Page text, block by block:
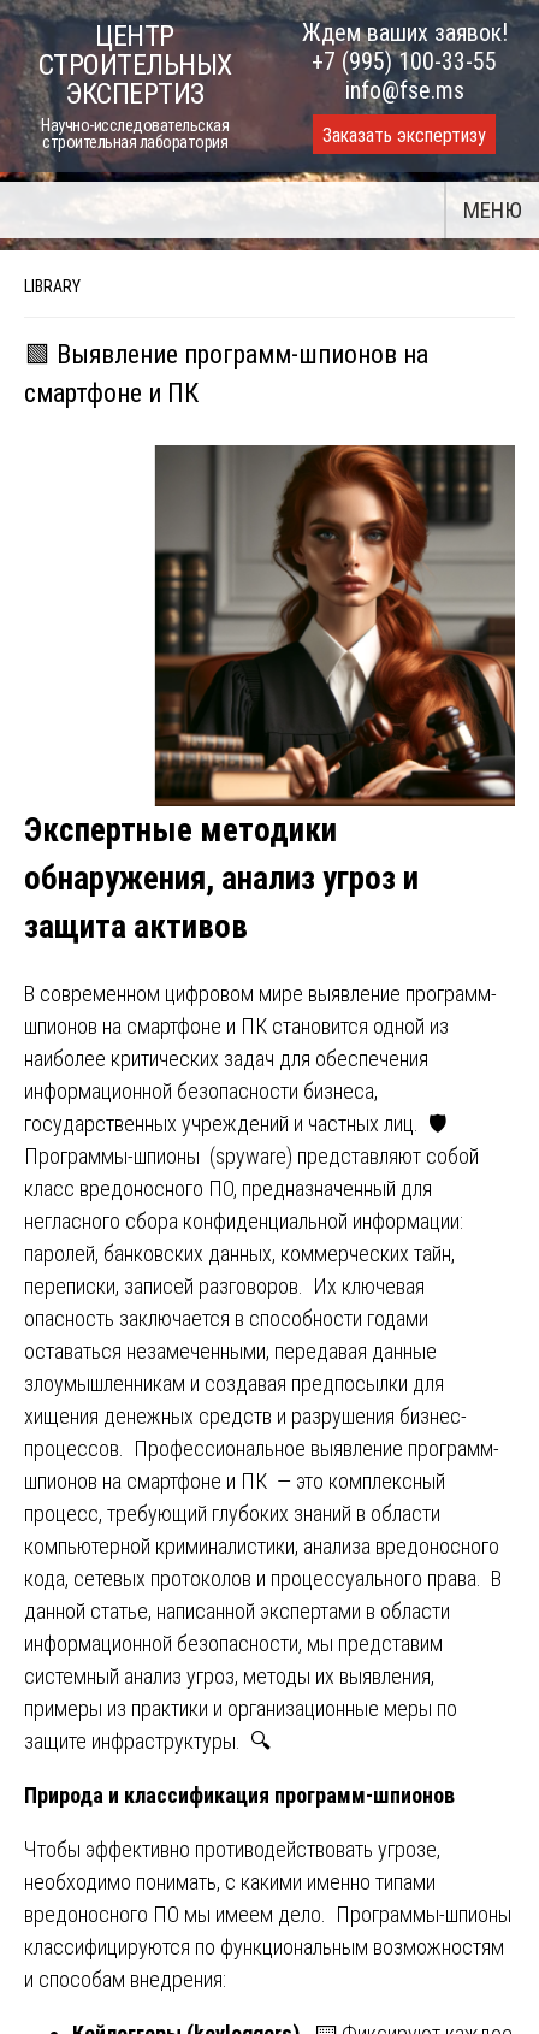
Skip
to
content
ЦЕНТР
СТРОИТЕЛЬНЫХ
ЭКСПЕРТИЗ
Научно-исследовательская
строительная лаборатория
Ждем ваших заявок!
+7 (995) 100-33-55
info@fse.ms
Заказать экспертизу
МЕНЮ
LIBRARY
🟩 Выявление программ-шпионов на
смартфоне и ПК
Экспертные методики
обнаружения, анализ угроз и
защита активов
В современном цифровом мире выявление программ-
шпионов на смартфоне и ПК становится одной из
наиболее критических задач для обеспечения
информационной безопасности бизнеса,
государственных учреждений и частных лиц. 🛡️
Программы-шпионы (spyware) представляют собой
класс вредоносного ПО, предназначенный для
негласного сбора конфиденциальной информации:
паролей, банковских данных, коммерческих тайн,
переписки, записей разговоров. Их ключевая
опасность заключается в способности годами
оставаться незамеченными, передавая данные
злоумышленникам и создавая предпосылки для
хищения денежных средств и разрушения бизнес-
процессов. Профессиональное выявление программ-
шпионов на смартфоне и ПК — это комплексный
процесс, требующий глубоких знаний в области
компьютерной криминалистики, анализа вредоносного
кода, сетевых протоколов и процессуального права. В
данной статье, написанной экспертами в области
информационной безопасности, мы представим
системный анализ угроз, методы их выявления,
примеры из практики и организационные меры по
защите инфраструктуры. 🔍
Природа и классификация программ-шпионов
Чтобы эффективно противодействовать угрозе,
необходимо понимать, с какими именно типами
вредоносного ПО мы имеем дело. Программы-шпионы
классифицируются по функциональным возможностям
и способам внедрения: